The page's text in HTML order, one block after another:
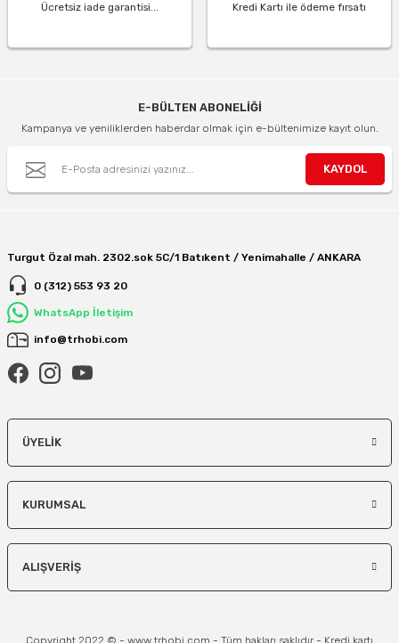
Ücretsiz iade garantisi... Kredi Kartı ile ödeme fırsatı
E-BÜLTEN ABONELİĞİ
Kampanya ve yeniliklerden haberdar olmak için e-bültenimize kayıt olun.
KAYDOL
Turgut Özal mah. 2302.sok 5C/1 Batıkent / Yenimahalle / ANKARA
0 (312) 553 93 20
WhatsApp İletişim
info@trhobi.com
ÜYELIK
KURUMSAL
ALIŞVERIŞ
Copyright 2022 © - www.trhobi.com - Tüm hakları saklıdır - Kredi kartı